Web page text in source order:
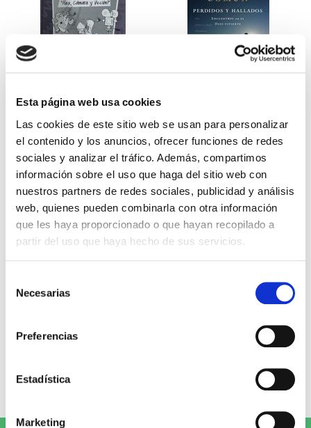
Esta página web usa cookies
Las cookies de este sitio web se usan para personalizar
el contenido y los anuncios, ofrecer funciones de redes
sociales y analizar el tráfico. Además, compartimos
información sobre el uso que haga del sitio web con
nuestros partners de redes sociales, publicidad y análisis
web, quienes pueden combinarla con otra información
que les haya proporcionado o que hayan recopilado a
partir del uso que haya hecho de sus servicios.
Necesarias
Preferencias
Estadística
Marketing
Miguel Ángel Gómez & Pedro
Garrido
9,99€ 0,50€ (5%)
9,49€
Stock:-
Comprar
Max Lucado
15,20€
Comprar
Escribe tu opinión